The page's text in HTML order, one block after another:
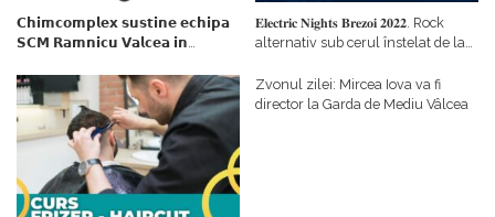
𝗖𝗵𝗶𝗺𝗰𝗼𝗺𝗽𝗹𝗲𝘅 𝘀𝘂𝘀𝘁𝗶𝗻𝗲 𝗲𝗰𝗵𝗶𝗽𝗮
𝗦𝗖𝗠 𝗥𝗮𝗺𝗻𝗶𝗰𝘂 𝗩𝗮𝗹𝗰𝗲𝗮 𝗶𝗻
𝗳𝗶𝗻𝗮𝗻𝘁𝗮𝘁𝗼𝗿
𝐄𝐥𝐞𝐜𝐭𝐫𝐢𝐜 𝐍𝐢𝐠𝐡𝐭𝐬 𝐁𝐫𝐞𝐳𝐨𝐢 𝟐𝟎𝟐𝟐. Rock
alternativ sub cerul înstelat de la
Zvonul zilei: Mircea Iova va fi
director la Garda de Mediu Vâlcea